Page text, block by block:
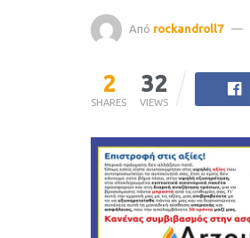
Από rockandroll7
2
SHARES
32
VIEWS